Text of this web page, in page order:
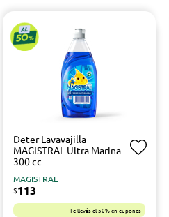
Deter Lavavajilla
MAGISTRAL Ultra Marina
300 cc
MAGISTRAL
$113
Te llevás el 50% en cupones